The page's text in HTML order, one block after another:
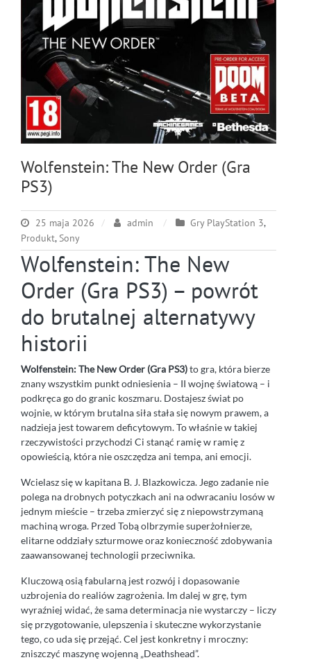
Wolfenstein: The New Order (Gra
PS3)
25 maja 2026 admin Gry PlayStation 3,
Produkt, Sony
Wolfenstein: The New
Order (Gra PS3) – powrót
do brutalnej alternatywy
historii
Wolfenstein: The New Order (Gra PS3)to gra, która bierze
znany wszystkim punkt odniesienia – II wojnę światową – i
podkręca go do granic koszmaru. Dostajesz świat po
wojnie, w którym brutalna siła stała się nowym prawem, a
nadzieja jest towarem deficytowym. To właśnie w takiej
rzeczywistości przychodzi Ci stanąć ramię w ramię z
opowieścią, która nie oszczędza ani tempa, ani emocji.
Wcielasz się w kapitana B. J. Blazkowicza. Jego zadanie nie
polega na drobnych potyczkach ani na odwracaniu losów w
jednym mieście – trzeba zmierzyć się z niepowstrzymaną
machiną wroga. Przed Tobą olbrzymie superżołnierze,
elitarne oddziały szturmowe oraz konieczność zdobywania
zaawansowanej technologii przeciwnika.
Kluczową osią fabularną jest rozwój i dopasowanie
uzbrojenia do realiów zagrożenia. Im dalej w grę, tym
wyraźniej widać, że sama determinacja nie wystarczy – liczy
się przygotowanie, ulepszenia i skuteczne wykorzystanie
tego, co uda się przejąć. Cel jest konkretny i mroczny:
zniszczyć maszynę wojenną „Deathshead”.